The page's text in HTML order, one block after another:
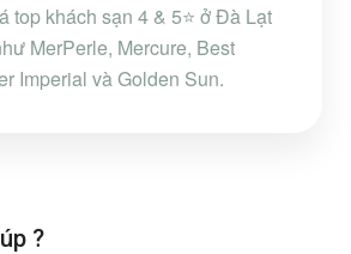
top khách sạn 4 & 5⭐ ở Đà Lạt
MerPerle, Mercure, Best
Imperial và Golden Sun.
?